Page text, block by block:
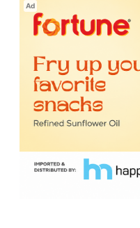
Ad